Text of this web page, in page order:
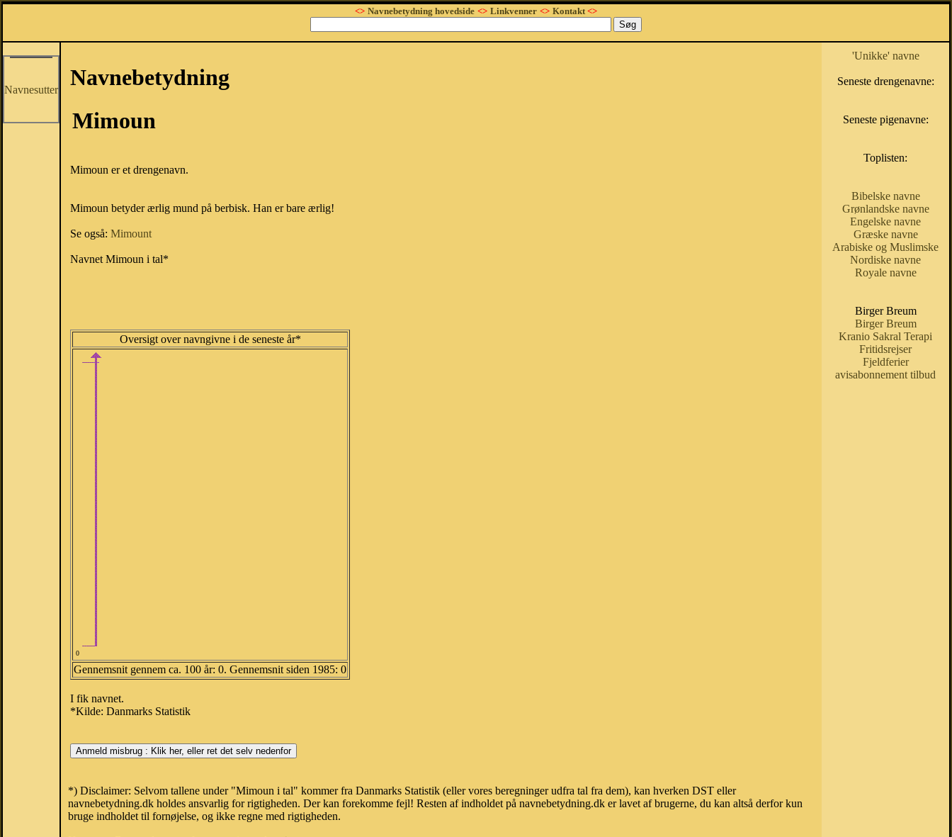
<> Navnebetydning hovedside <> Linkvenner <> Kontakt<>
Navnesutter
Navnebetydning
Mimoun
Mimoun er et drengenavn.
Mimoun betyder ærlig mund på berbisk. Han er bare ærlig!
Se også: Mimount
Navnet Mimoun i tal*
Oversigt over navngivne i de seneste år*
0
Gennemsnit gennem ca. 100 år: 0. Gennemsnit siden 1985: 0
I fik navnet.
*Kilde: Danmarks Statistik
*) Disclaimer: Selvom tallene under "Mimoun i tal" kommer fra Danmarks Statistik (eller vores beregninger udfra tal fra dem), kan hverken DST eller
navnebetydning.dk holdes ansvarlig for rigtigheden. Der kan forekomme fejl! Resten af indholdet på navnebetydning.dk er lavet af brugerne, du kan altså derfor kun
bruge indholdet til fornøjelse, og ikke regne med rigtigheden.
'Unikke' navne
Seneste drengenavne:
Seneste pigenavne:
Toplisten:
Bibelske navne
Grønlandske navne
Engelske navne
Græske navne
Arabiske og Muslimske
Nordiske navne
Royale navne
Birger Breum
Birger Breum
Kranio Sakral Terapi
Fritidsrejser
Fjeldferier
avisabonnement tilbud